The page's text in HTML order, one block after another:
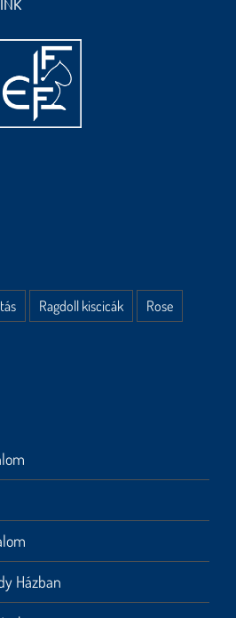
Ragdoll kiscicák
Rose
Házban